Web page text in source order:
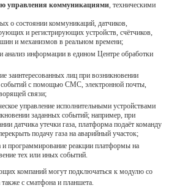
управления коммуникациями, техническими
о состоянии коммуникаций, датчиков,
и регистрирующих устройств, счётчиков,
и механизмов в реальном времени;
анализ информации в едином Центре обработки
заинтересованных лиц при возникновении
событий с помощью СМС, электронной почты,
связи;
управление исполнительными устройствами
заданных событий; например, при
датчика утечки газа, платформа подаёт команду
подачу газа на аварийный участок;
и программирование реакции платформы на
тех или иных событий.
компаний могут подключаться к модулю со
с сматфона и планшета.